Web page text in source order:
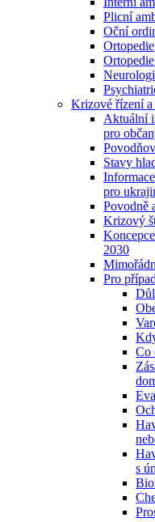
Plicní
Oční
Ortopedie
Krizové řízení a
Aktuální
pro
Stavy
pro
Povodně
Krizový
2030
Pro
Co
s